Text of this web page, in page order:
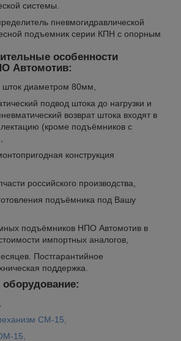
системы.
пневмогидравлической
подъемник серии КПН с опорным
особенности
Автомотив:
диаметром 80мм,
подвод штока до нагрузки и
возврат штока входят в
(кроме подъёмников с
конструкция
российского производства,
подъёмника под Вашу
подъёмников НПО Автомотив в
импортных аналогов,
Постгарантийное
поддержка.
СМ-15,
15,